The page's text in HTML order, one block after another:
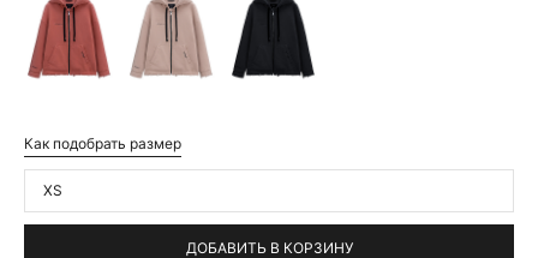
Как подобрать размер
XS
ДОБАВИТЬ В КОРЗИНУ